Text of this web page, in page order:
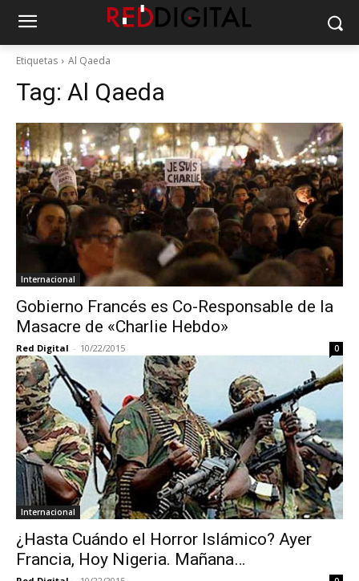
Etiquetas Al Qaeda
Tag: Al Qaeda
Internacional
Gobierno Francés es Co-Responsable de la
Masacre de «Charlie Hebdo»
Red Digital - 10/22/2015 0
Internacional
¿Hasta Cuándo el Horror Islámico? Ayer
Francia, Hoy Nigeria. Mañana…